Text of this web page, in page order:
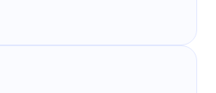
escritor. Su figura se
la literatura argentina por
autores en incorporar